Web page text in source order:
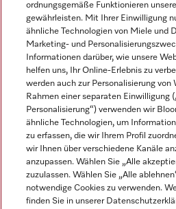
AGB
Datenschutz
Miele auf Instagram
Miele auf Facebook
Miele auf Youtube
ordnungsgemäße Funktionieren
gewährleisten. Mit Ihrer Einwilligung
ähnliche Technologien von Miele und
Marketing- und
Informationen darüber, wie unsere
helfen uns, Ihr Online-Erlebnis zu
werden auch zur Personalisierung von
Rahmen einer separaten Einwilligung
Personalisierung“) verwenden wir
ähnliche Technologien, um
zu erfassen, die wir Ihrem Profil
wir Ihnen über verschiedene Kanäle
anzupassen. Wählen Sie „Alle
zuzulassen. Wählen Sie „Alle
notwendige Cookies zu verwenden.
finden Sie in unserer